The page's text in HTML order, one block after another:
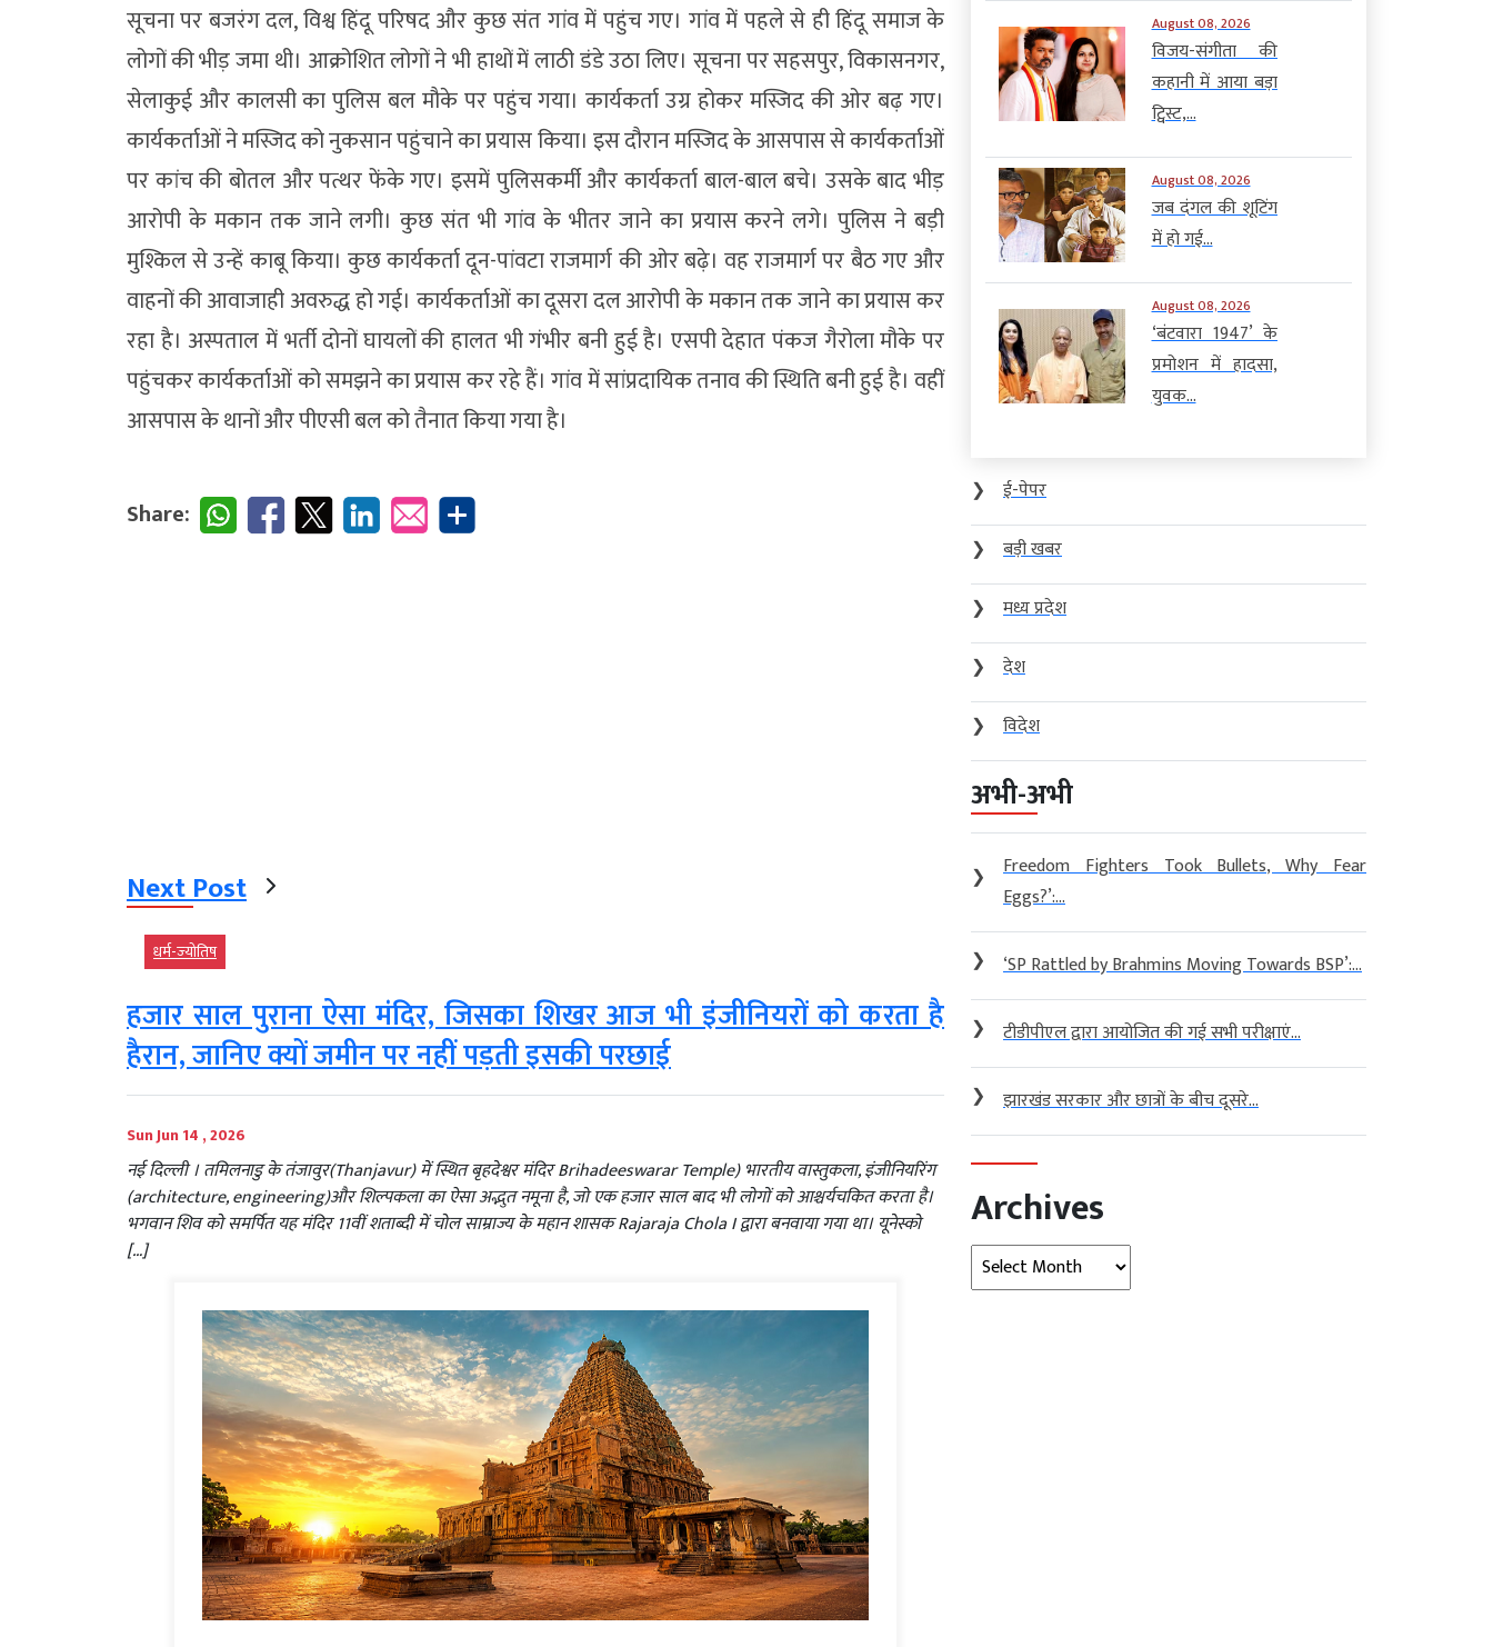
सूचना पर बजरंग दल, विश्व हिंदू परिषद और कुछ संत गांव में पहुंच गए। गांव में पहले से ही हिंदू समाज के
लोगों की भीड़ जमा थी। आक्रोशित लोगों ने भी हाथों में लाठी डंडे उठा लिए। सूचना पर सहसपुर, विकासनगर,
सेलाकुई और कालसी का पुलिस बल मौके पर पहुंच गया। कार्यकर्ता उग्र होकर मस्जिद की ओर बढ़ गए।
कार्यकर्ताओं ने मस्जिद को नुकसान पहुंचाने का प्रयास किया। इस दौरान मस्जिद के आसपास से कार्यकर्ताओं
पर कांच की बोतल और पत्थर फेंके गए। इसमें पुलिसकर्मी और कार्यकर्ता बाल-बाल बचे। उसके बाद भीड़
आरोपी के मकान तक जाने लगी। कुछ संत भी गांव के भीतर जाने का प्रयास करने लगे। पुलिस ने बड़ी
मुश्किल से उन्हें काबू किया। कुछ कार्यकर्ता दून-पांवटा राजमार्ग की ओर बढ़े। वह राजमार्ग पर बैठ गए और
वाहनों की आवाजाही अवरुद्ध हो गई। कार्यकर्ताओं का दूसरा दल आरोपी के मकान तक जाने का प्रयास कर
रहा है। अस्पताल में भर्ती दोनों घायलों की हालत भी गंभीर बनी हुई है। एसपी देहात पंकज गैरोला मौके पर
पहुंचकर कार्यकर्ताओं को समझने का प्रयास कर रहे हैं। गांव में सांप्रदायिक तनाव की स्थिति बनी हुई है। वहीं
आसपास के थानों और पीएसी बल को तैनात किया गया है।
Share:
Next Post
धर्म-ज्‍योतिष
हजार साल पुराना ऐसा मंदिर, जिसका शिखर आज भी इंजीनियरों को करता है
हैरान, जानिए क्यों जमीन पर नहीं पड़ती इसकी परछाई
Sun Jun 14 , 2026
नई दिल्ली । तमिलनाडु के तंजावुर(Thanjavur) में स्थित बृहदेश्वर मंदिर Brihadeeswarar Temple) भारतीय वास्तुकला, इंजीनियरिंग
(architecture, engineering)और शिल्पकला का ऐसा अद्भुत नमूना है, जो एक हजार साल बाद भी लोगों को आश्चर्यचकित करता है।
भगवान शिव को समर्पित यह मंदिर 11वीं शताब्दी में चोल साम्राज्य के महान शासक Rajaraja Chola I द्वारा बनवाया गया था। यूनेस्को
[…]
August 08, 2026
विजय-संगीता की
कहानी में आया बड़ा
ट्विस्ट,...
August 08, 2026
जब दंगल की शूटिंग
में हो गई...
August 08, 2026
‘बंटवारा 1947’ के
प्रमोशन में हादसा,
युवक...
❯
ई-पेपर
❯
बड़ी खबर
❯
मध्य प्रदेश
❯
देश
❯
विदेश
अभी-अभी
❯
Freedom Fighters Took Bullets, Why Fear
Eggs?’:...
❯ ‘SP Rattled by Brahmins Moving Towards BSP’:...
❯ टीडीपीएल द्वारा आयोजित की गई सभी परीक्षाएं...
❯ झारखंड सरकार और छात्रों के बीच दूसरे...
Archives
Archives